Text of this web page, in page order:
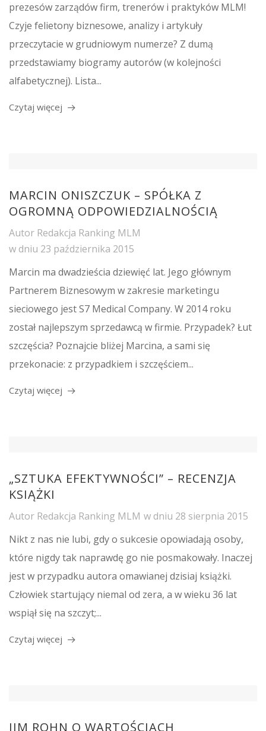
prezesów zarządów firm, trenerów i praktyków MLM!
Czyje felietony biznesowe, analizy i artykuły
przeczytacie w grudniowym numerze? Z dumą
przedstawiamy biogramy autorów (w kolejności
alfabetycznej). Lista...
Czytaj więcej
MARCIN ONISZCZUK – SPÓŁKA Z
OGROMNĄ ODPOWIEDZIALNOŚCIĄ
Autor Redakcja Ranking MLM
w dniu 23 października 2015
Marcin ma dwadzieścia dziewięć lat. Jego głównym
Partnerem Biznesowym w zakresie marketingu
sieciowego jest S7 Medical Company. W 2014 roku
został najlepszym sprzedawcą w firmie. Przypadek? Łut
szczęścia? Poznajcie bliżej Marcina, a sami się
przekonacie: z przypadkiem i szczęściem...
Czytaj więcej
„SZTUKA EFEKTYWNOŚCI” – RECENZJA
KSIĄŻKI
Autor Redakcja Ranking MLM w dniu 28 sierpnia 2015
Nikt z nas nie lubi, gdy o sukcesie opowiadają osoby,
które nigdy tak naprawdę go nie posmakowały. Inaczej
jest w przypadku autora omawianej dzisiaj książki.
Człowiek startujący niemal od zera, a w wieku 36 lat
wspiął się na szczyt;...
Czytaj więcej
JIM ROHN O WARTOŚCIACH